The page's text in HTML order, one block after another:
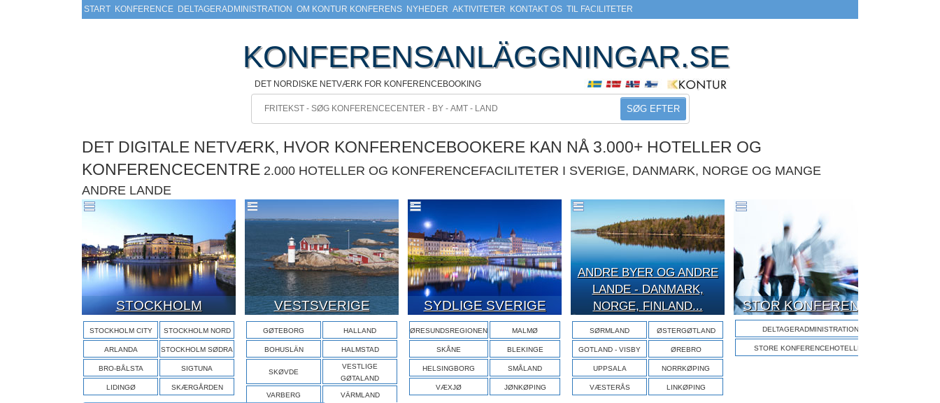
START KONFERENCE DELTAGERADMINISTRATION OM KONTUR KONFERENS NYHEDER AKTIVITETER KONTAKT OS TIL FACILITETER
KONFERENSANLÄGGNINGAR.SE
DET NORDISKE NETVÆRK FOR KONFERENCEBOOKING
SØG EFTER
DET DIGITALE NETVÆRK, HVOR KONFERENCEBOOKERE KAN NÅ 3.000+ HOTELLER OG
KONFERENCECENTRE 2.000 HOTELLER OG KONFERENCEFACILITETER I SVERIGE, DANMARK, NORGE OG MANGE
ANDRE LANDE
STOCKHOLM
STOCKHOLM CITY STOCKHOLM NORD
ARLANDA STOCKHOLM SØDRA
BRO-BÅLSTA SIGTUNA
LIDINGØ SKÆRGÅRDEN
VESTSVERIGE
GØTEBORG HALLAND
BOHUSLÄN HALMSTAD
SKØVDE
VESTLIGE
GØTALAND
VARBERG VÄRMLAND
SYDLIGE SVERIGE
ØRESUNDSREGIONEN MALMØ
SKÅNE BLEKINGE
HELSINGBORG SMÅLAND
VÆXJØ JØNKØPING
ANDRE BYER OG ANDRE
LANDE - DANMARK,
NORGE, FINLAND...
SØRMLAND ØSTERGØTLAND
GOTLAND - VISBY ØREBRO
UPPSALA NORRKØPING
VÆSTERÅS LINKØPING
STOR KONFERENCE
DELTAGERADMINISTRATION
STORE KONFERENCEHOTELLER